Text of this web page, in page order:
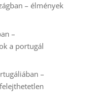
– élmények
–
a portugál
–